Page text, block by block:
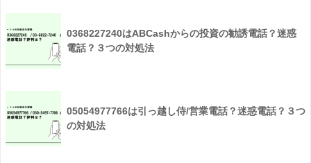
0368227240はABCashからの投資の勧誘電話？迷惑
電話？３つの対処法
05054977766は引っ越し侍/営業電話？迷惑電話？３つ
の対処法